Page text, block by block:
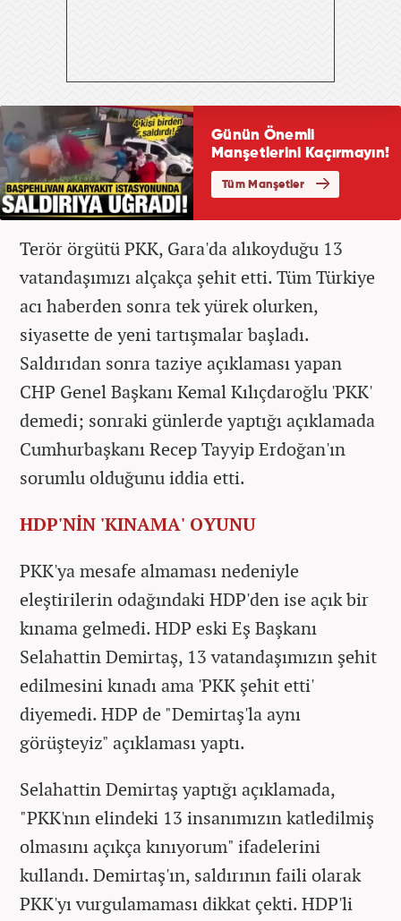
Terör örgütü PKK, Gara'da alıkoyduğu 13
vatandaşımızı alçakça şehit etti. Tüm Türkiye
acı haberden sonra tek yürek olurken,
siyasette de yeni tartışmalar başladı.
Saldırıdan sonra taziye açıklaması yapan
CHP Genel Başkanı Kemal Kılıçdaroğlu 'PKK'
demedi; sonraki günlerde yaptığı açıklamada
Cumhurbaşkanı Recep Tayyip Erdoğan'ın
sorumlu olduğunu iddia etti.
HDP'NİN 'KINAMA' OYUNU
PKK'ya mesafe almaması nedeniyle
eleştirilerin odağındaki HDP'den ise açık bir
kınama gelmedi. HDP eski Eş Başkanı
Selahattin Demirtaş, 13 vatandaşımızın şehit
edilmesini kınadı ama 'PKK şehit etti'
diyemedi. HDP de "Demirtaş'la aynı
görüşteyiz" açıklaması yaptı.
Selahattin Demirtaş yaptığı açıklamada,
"PKK'nın elindeki 13 insanımızın katledilmiş
olmasını açıkça kınıyorum" ifadelerini
kullandı. Demirtaş'ın, saldırının faili olarak
PKK'yı vurgulamaması dikkat çekti. HDP'li